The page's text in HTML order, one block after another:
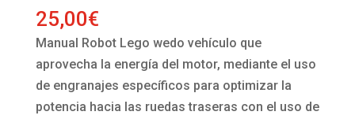
25,00€
Manual Robot Lego wedo vehículo que
aprovecha la energía del motor, mediante el uso
de engranajes específicos para optimizar la
potencia hacia las ruedas traseras con el uso de